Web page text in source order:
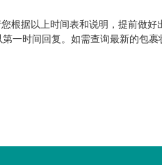
根据以上时间表和说明，提前做
第一时间回复。如需查询最新的包